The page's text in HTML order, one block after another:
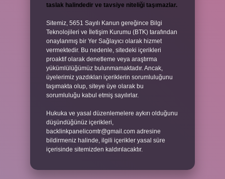
taslak halindedir ve tavsiye niteliği taşımazlar.
Sitemiz, 5651 Sayılı Kanun gereğince Bilgi
Teknolojileri ve İletişim Kurumu (BTK) tarafından
onaylanmış bir Yer Sağlayıcı olarak hizmet
vermektedir. Bu nedenle, sitedeki içerikleri
proaktif olarak denetleme veya araştırma
yükümlülüğümüz bulunmamaktadır. Ancak,
üyelerimiz yazdıkları içeriklerin sorumluluğunu
taşımakta olup, siteye üye olarak bu
sorumluluğu kabul etmiş sayılırlar.
Hukuka ve yasal düzenlemelere aykırı olduğunu
düşündüğünüz içerikleri,
backlinkpanelicomtr@gmail.com adresine
bildirmeniz halinde, ilgili içerikler yasal süre
içerisinde sitemizden kaldırılacaktır.